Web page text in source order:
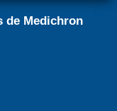
de Medichron